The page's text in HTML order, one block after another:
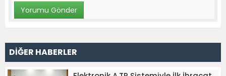
DİĞER HABERLER